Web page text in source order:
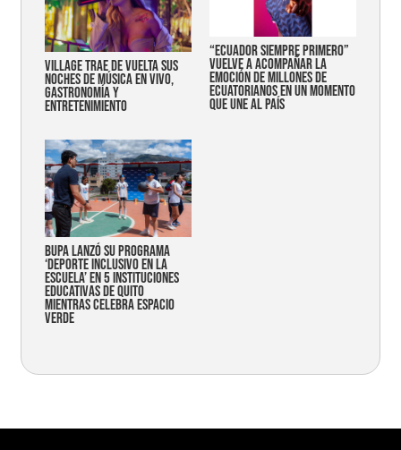
Village trae de vuelta sus
noches de música en vivo,
gastronomía y
entretenimiento
“Ecuador siempre primero”
vuelve a acompañar la
emoción de millones de
ecuatorianos en un momento
que une al país
Bupa lanzó su programa
‘Deporte Inclusivo en la
Escuela’ en 5 instituciones
educativas de Quito
mientras celebra espacio
verde